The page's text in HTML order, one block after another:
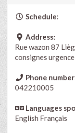
Schedule:
Address:
Rue wazon 87
consignes urgence
Phone
042210005
Languages
English Français